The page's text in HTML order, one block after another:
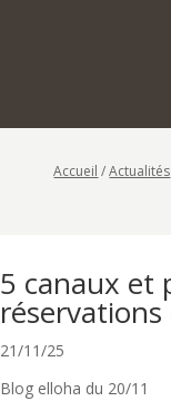
Accueil /Actualités
5 canaux et
21/11/25
Blog elloha du 20/11